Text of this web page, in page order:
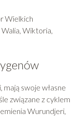
Wielkich
Wiktoria,
swoje własne
związane z cyklem
Wurundjeri,